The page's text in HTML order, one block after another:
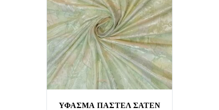
ΥΦΑΣΜΑ ΠΑΣΤΕΛ ΣΑΤΕΝ